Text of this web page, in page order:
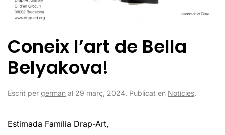
Coneix l’art de Bella
Belyakova!
Escrit per german al 29 març, 2024. Publicat en Notícies.
Estimada Família Drap-Art,